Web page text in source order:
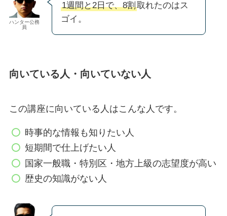
ハンター公務
員
1週間と2日で、8割取れたのはス
ゴイ。
向いている人・向いていない人
この講座に向いている人はこんな人です。
時事的な情報も知りたい人
短期間で仕上げたい人
国家一般職・特別区・地方上級の志望度が高い
歴史の知識がない人